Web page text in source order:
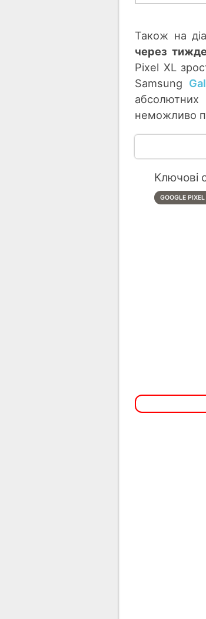
Також на
через
Pixel XL
Samsung
неможливо
Ключові
GOOGLE